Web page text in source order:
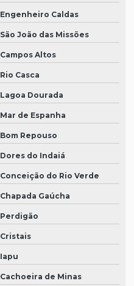
Engenheiro Caldas
São João das Missões
Campos Altos
Rio Casca
Lagoa Dourada
Mar de Espanha
Bom Repouso
Dores do Indaiá
Conceição do Rio Verde
Chapada Gaúcha
Perdigão
Cristais
Iapu
Cachoeira de Minas